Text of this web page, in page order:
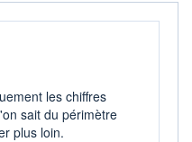
CLÔTURE VEILLE
0,0008
+ BAS
les chiffres
sait du périmètre
plus loin.